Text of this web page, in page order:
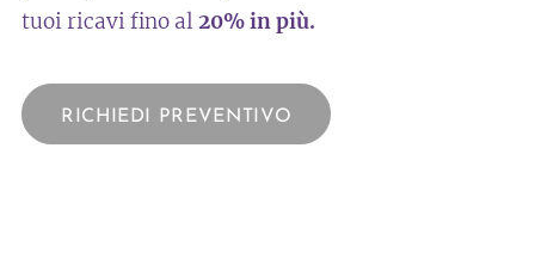
tuoi ricavi fino al20% in più.
RICHIEDI PREVENTIVO